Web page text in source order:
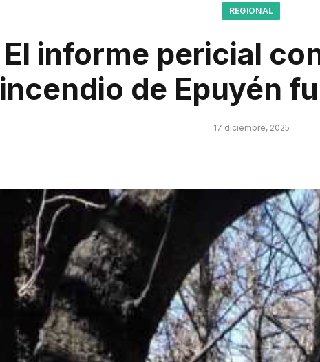
REGIONAL
El informe pericial
incendio de Epuyén
17 diciembre, 2025